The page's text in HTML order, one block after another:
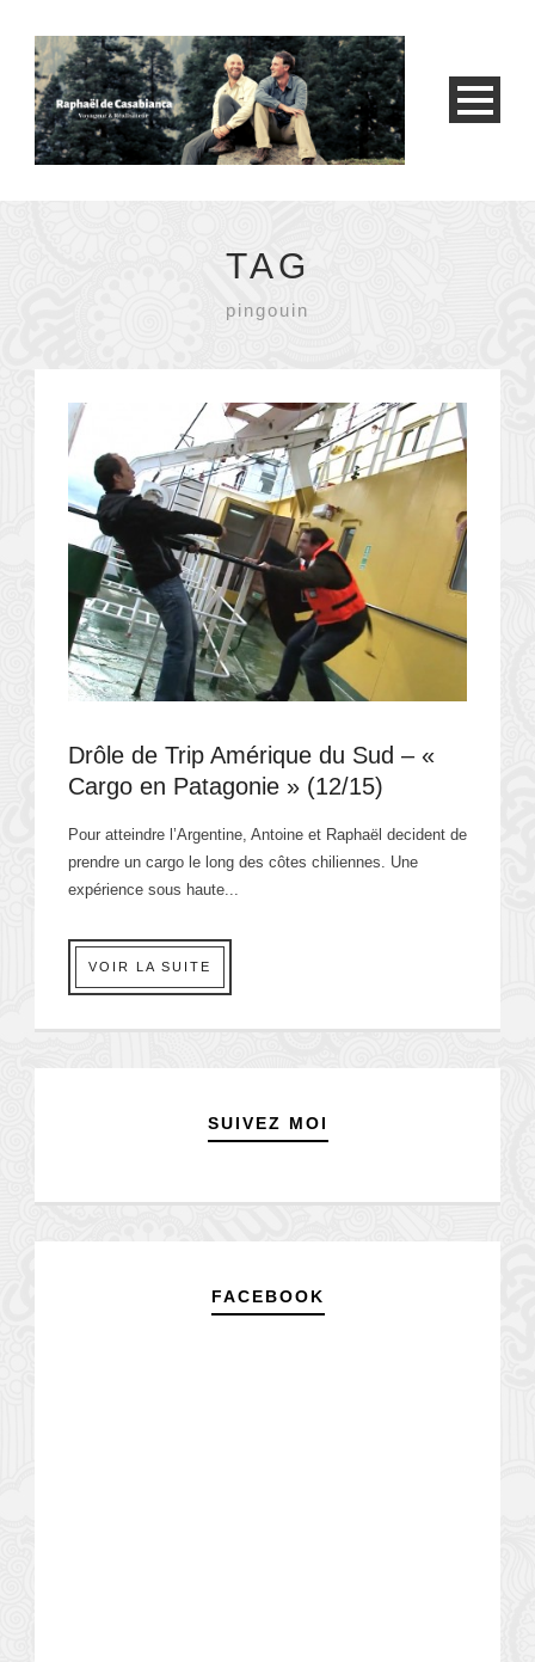
TAG
pingouin
Drôle de Trip Amérique du Sud – «
Cargo en Patagonie » (12/15)
Pour atteindre l’Argentine, Antoine et Raphaël decident de
prendre un cargo le long des côtes chiliennes. Une
expérience sous haute...
VOIR LA SUITE
SUIVEZ MOI
FACEBOOK